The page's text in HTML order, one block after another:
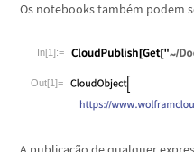
Os notebooks também podem
In[1]:=
Out[1]=